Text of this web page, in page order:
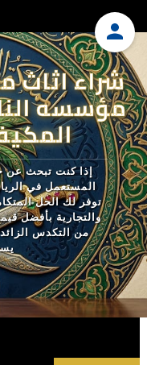
شراء اثاث
مؤسسه
إذا كنت تبحث عن
المستعمل في
توفر لك الحل
والتجارية بأفضل
من التكدس